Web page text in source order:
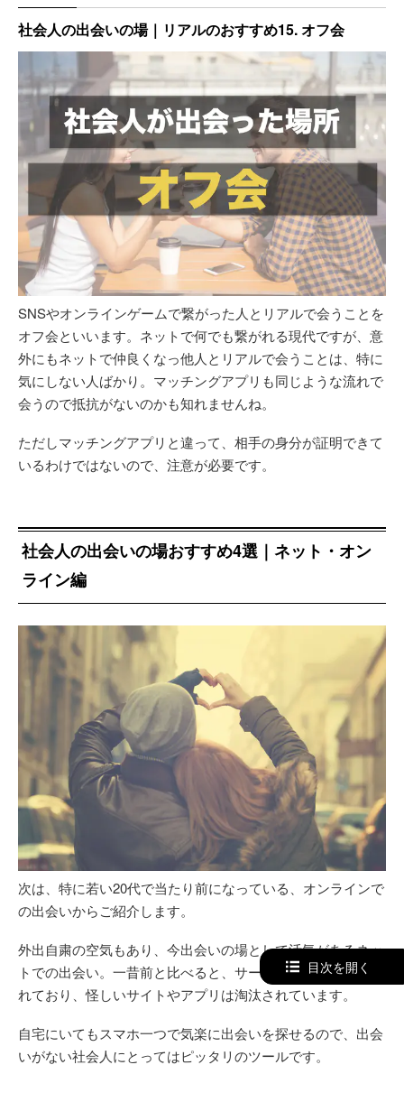
社会人の出会いの場｜リアルのおすすめ15. オフ会
SNSやオンラインゲームで繋がった人とリアルで会うことを
オフ会といいます。ネットで何でも繋がれる現代ですが、意
外にもネットで仲良くなっ他人とリアルで会うことは、特に
気にしない人ばかり。マッチングアプリも同じような流れで
会うので抵抗がないのかも知れませんね。
ただしマッチングアプリと違って、相手の身分が証明できて
いるわけではないので、注意が必要です。
社会人の出会いの場おすすめ4選｜ネット・オン
ライン編
次は、特に若い20代で当たり前になっている、オンラインで
の出会いからご紹介します。
外出自粛の空気もあり、今出会いの場として活気があるネッ
トでの出会い。一昔前と比べると、サービスの健全化が図ら
れており、怪しいサイトやアプリは淘汰されています。
自宅にいてもスマホ一つで気楽に出会いを探せるので、出会
いがない社会人にとってはピッタリのツールです。
目次を開く